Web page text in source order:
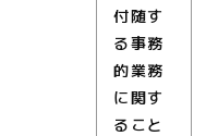
付随す
る事務
的業務
に関す
ること